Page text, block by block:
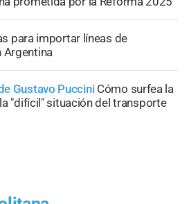
para importar líneas de
Argentina
Gustavo Puccini Cómo surfea la
"difícil" situación del transporte